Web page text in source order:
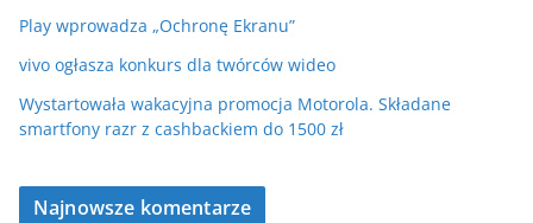
Play wprowadza „Ochronę Ekranu”
vivo ogłasza konkurs dla twórców wideo
Wystartowała wakacyjna promocja Motorola. Składane
smartfony razr z cashbackiem do 1500 zł
Najnowsze komentarze